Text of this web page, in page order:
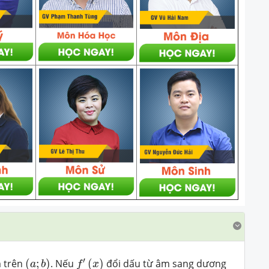
trên (a; b)
(a;b). Nếu f′ (x)
f′( x) đổi dấu từ âm sang dương